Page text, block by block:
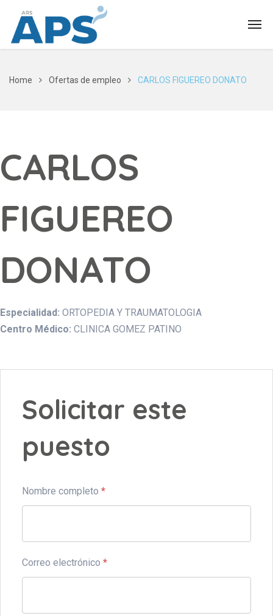
Home Ofertas de empleo CARLOS FIGUEREO DONATO
CARLOS
FIGUEREO
DONATO
Especialidad: ORTOPEDIA Y TRAUMATOLOGIA
Centro Médico: CLINICA GOMEZ PATINO
Solicitar este
puesto
Nombre completo *
Correo electrónico *